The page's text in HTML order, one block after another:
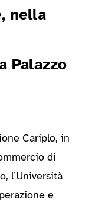
nella
Palazzo
Cariplo, in
di
l’Università
e